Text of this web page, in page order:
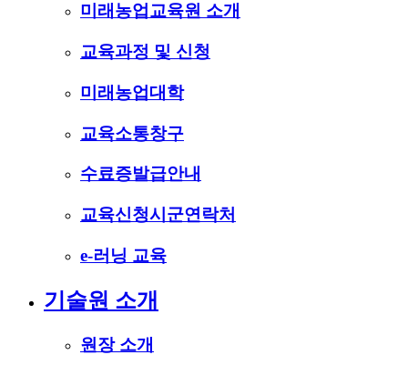
미래농업교육원 소개
교육과정 및 신청
미래농업대학
교육소통창구
수료증발급안내
교육신청시군연락처
e-러닝 교육
기술원 소개
원장 소개